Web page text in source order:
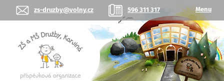
zs-druzby@volny.cz 596 311 317 Menu